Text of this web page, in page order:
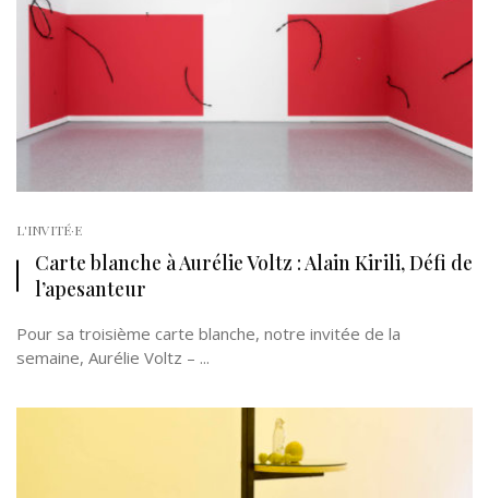
L'INVITÉ·E
Carte blanche à Aurélie Voltz : Alain Kirili, Défi de
l’apesanteur
Pour sa troisième carte blanche, notre invitée de la
semaine, Aurélie Voltz – ...